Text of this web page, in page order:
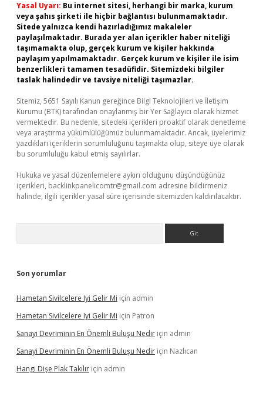
Yasal Uyarı: Bu internet sitesi, herhangi bir marka, kurum
veya şahıs şirketi ile hiçbir bağlantısı bulunmamaktadır.
Sitede yalnızca kendi hazırladığımız makaleler
paylaşılmaktadır. Burada yer alan içerikler haber niteliği
taşımamakta olup, gerçek kurum ve kişiler hakkında
paylaşım yapılmamaktadır. Gerçek kurum ve kişiler ile isim
benzerlikleri tamamen tesadüfidir. Sitemizdeki bilgiler
taslak halindedir ve tavsiye niteliği taşımazlar.
Sitemiz, 5651 Sayılı Kanun gereğince Bilgi Teknolojileri ve İletişim
Kurumu (BTK) tarafından onaylanmış bir Yer Sağlayıcı olarak hizmet
vermektedir. Bu nedenle, sitedeki içerikleri proaktif olarak denetleme
veya araştırma yükümlülüğümüz bulunmamaktadır. Ancak, üyelerimiz
yazdıkları içeriklerin sorumluluğunu taşımakta olup, siteye üye olarak
bu sorumluluğu kabul etmiş sayılırlar.
Hukuka ve yasal düzenlemelere aykırı olduğunu düşündüğünüz
içerikleri, backlinkpanelicomtr@gmail.com adresine bildirmeniz
halinde, ilgili içerikler yasal süre içerisinde sitemizden kaldırılacaktır.
Son yorumlar
Hametan Sivilcelere Iyi Gelir Mi için admin
Hametan Sivilcelere Iyi Gelir Mi için Patron
Sanayi Devriminin En Önemli Buluşu Nedir için admin
Sanayi Devriminin En Önemli Buluşu Nedir için Nazlıcan
Hangi Dişe Plak Takılır için admin